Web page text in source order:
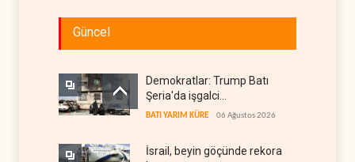
Güncel
Demokratlar: Trump Batı
Şeria'da işgalci
yerleşimcilere cezasızlık
BATI YARIM KÜRE 06 Ağustos 2026
İsrail, beyin göçünde rekora